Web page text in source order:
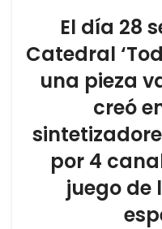
El día 28
Catedral
una pieza
creó
por 4
juego de